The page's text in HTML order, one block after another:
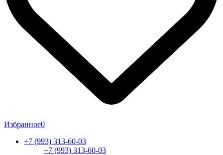
Избранное0
+7 (993) 313-60-03
+7 (993) 313-60-03